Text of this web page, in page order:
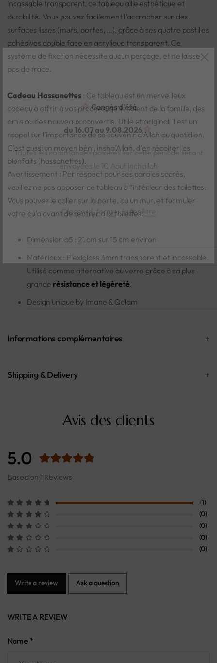
Congés d’été
du 16.07 au 9.08.2026
Toutes les commandes passées sur cette période seront
envoyées le 10 Aout inchallah
D'accord, fermer la fenêtre
incassable transparent, ce tableau allie esthétique et
durabilité. Vous pouvez facilement l’accrocher sur des
surfaces lisses (murs, portes, …), grâce à ses quatre pastilles
adhésives double face en acrylique transparent. Ce
système de fixation nécessite aucun perçage, et ne laisse
pas de trace.
Cadeau Hassanettes : Ce tableau est un merveilleux
cadeau à offrir à vos proches, qu’ils soient de la famille, des
amis ou des nouveaux convertis. Utile et original, il est un
rappel sur l’importance de se souvenir d’Allah au quotidien.
C’est aussi un moyen béni, insha’Allah, d’en récolter les
bienfaits (hassanettes).
Avertissement : Par respect pour ses paroles sacrés,
veuillez ne pas apposer ce tableau à l’intérieur des toilettes.
Vous pouvez le coller sur la porte, ou un mur, et formuler
votre du’a avant de rentrer aux toilettes.
Dimension a5 : 21 cm sur 15 cm environ
Matériaux : Plexiglass 3mm transparent et incassable.
Utilisé comme alternative au verre grâce à sa plus
grande résistance et légèreté.
Design unique by Imane & Qalam
Informations complémentaires
Shipping & Delivery
Avis des clients
5.0
Based on 1 Reviews
(1)
(0)
(0)
(0)
(0)
Write a review Ask a question
WRITE A REVIEW
Name *